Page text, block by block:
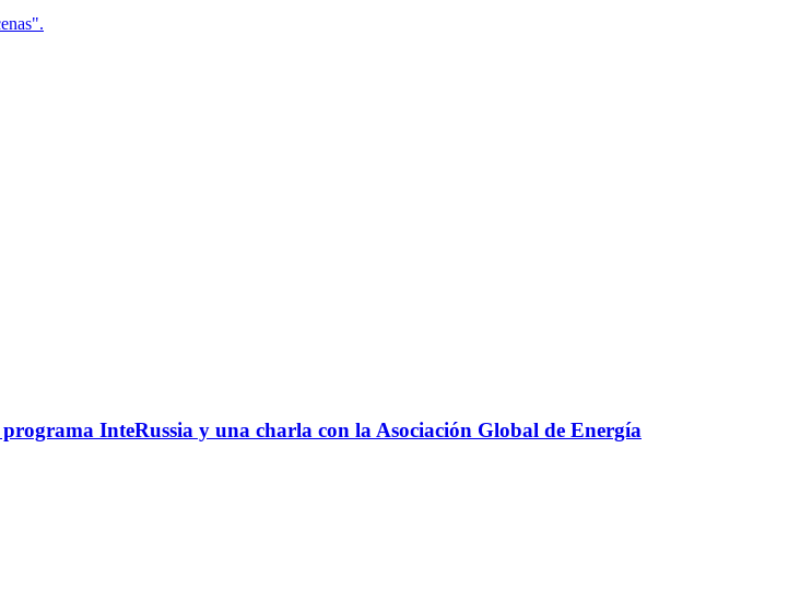
InteRussia y una charla con la Asociación Global de Energía